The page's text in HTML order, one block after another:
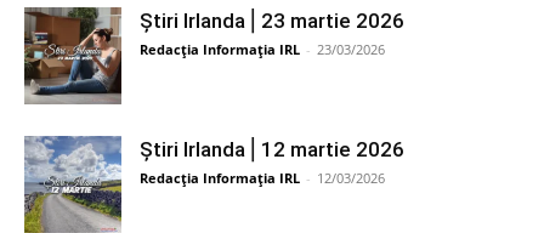
Știri Irlanda ⎜23 martie 2026
Redacția Informația IRL - 23/03/2026
Știri Irlanda ⎜12 martie 2026
Redacția Informația IRL - 12/03/2026